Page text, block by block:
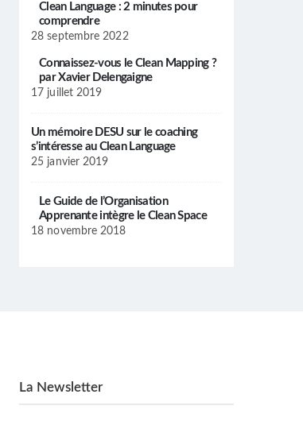
Clean Language : 2 minutes pour
comprendre
28 septembre 2022
Connaissez-vous le Clean Mapping ?
par Xavier Delengaigne
17 juillet 2019
Un mémoire DESU sur le coaching
s’intéresse au Clean Language
25 janvier 2019
Le Guide de l’Organisation
Apprenante intègre le Clean Space
18 novembre 2018
La Newsletter